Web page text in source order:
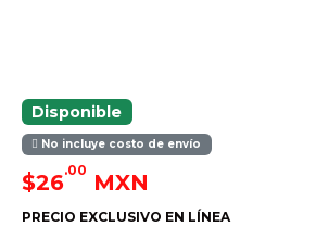
Disponible
No incluye costo de envío
$26.00 MXN
PRECIO EXCLUSIVO EN LÍNEA